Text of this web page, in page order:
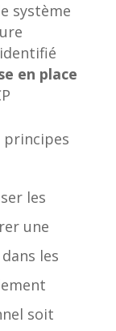
système
en place
principes
les
une
les
soit